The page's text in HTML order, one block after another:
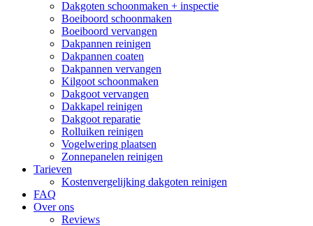
Dakgoten schoonmaken + inspectie
Boeiboord schoonmaken
Boeiboord vervangen
Dakpannen reinigen
Dakpannen coaten
Dakpannen vervangen
Kilgoot schoonmaken
Dakgoot vervangen
Dakkapel reinigen
Dakgoot reparatie
Rolluiken reinigen
Vogelwering plaatsen
Zonnepanelen reinigen
Tarieven
Kostenvergelijking dakgoten reinigen
FAQ
Over ons
Reviews